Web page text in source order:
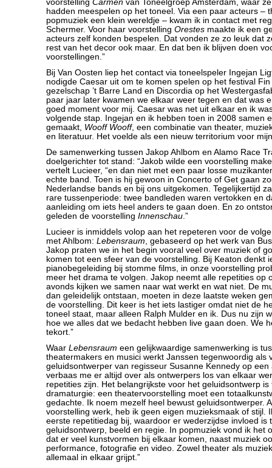
voorstelling Carmen van Toneelgroep Amsterdam, waar
hadden meespelen op het toneel. Via een paar acteurs –
popmuziek een klein wereldje – kwam ik in contact met
Schermer. Voor haar voorstelling Orestes maakte ik een
acteurs zelf konden bespelen. Dat vonden ze zo leuk dat
rest van het decor ook maar. En dat ben ik blijven doen
voorstellingen.”
Bij Van Oosten liep het contact via toneelspeler Ingejan
nodigde Caesar uit om te komen spelen op het festival
gezelschap ’t Barre Land en Discordia op het
paar jaar later kwamen we elkaar weer tegen en dat was
goed moment voor mij. Caesar was net uit elkaar en ik
volgende stap. Ingejan en ik hebben toen in 2008 samen
gemaakt, Wooff Wooff, een combinatie van theater,
en literatuur. Het voelde als een nieuw territorium voor
De samenwerking tussen Jakop Ahlbom en Alamo Race
doelgerichter tot stand: “Jakob wilde een voorstelling
vertelt Lucieer, “en dan niet met een paar losse
echte band. Toen is hij gewoon in Concerto of Get gaan
Nederlandse bands en bij ons uitgekomen. Tegelijkertijd
rare tussenperiode: twee bandleden waren vertokken en
aanleiding om iets heel anders te gaan doen. En zo
geleden de voorstelling Innenschau.”
Lucieer is inmiddels volop aan het repeteren voor de
met Ahlbom: Lebensraum, gebaseerd op het werk van
Jakop praten we in het begin vooral veel over muziek of
komen tot een sfeer van de voorstelling. Bij Keaton denkt
pianobegeleiding bij stomme films, in onze voorstelling
meer het drama te volgen. Jakop neemt alle repetities op
avonds kijken we samen naar wat werkt en wat niet. De
dan geleidelijk ontstaan, moeten in deze laatste weken
de voorstelling. Dit keer is het iets lastiger omdat niet de
toneel staat, maar alleen Ralph Mulder en ik. Dus nu zijn
hoe we alles dat we bedacht hebben live gaan doen. We
tekort.”
Waar Lebensraum een gelijkwaardige samenwerking is
theatermakers en musici werkt Janssen tegenwoordig als
geluidsontwerper van regisseur Susanne Kennedy op een
verbaas me er altijd over als ontwerpers los van elkaar
repetities zijn. Het belangrijkste voor het geluidsontwerp is
dramaturgie: een theatervoorstelling moet een
gedachte. Ik noem mezelf heel bewust geluidsontwerper.
voorstelling werk, heb ik geen eigen muzieksmaak of stijl.
eerste repetitiedag bij, waardoor er wederzijdse invloed is
geluidsontwerp, beeld en regie. In popmuziek vond ik het
dat er veel kunstvormen bij elkaar komen, naast muziek
performance, fotografie en video. Zowel theater als
allemaal in elkaar grijpt.”